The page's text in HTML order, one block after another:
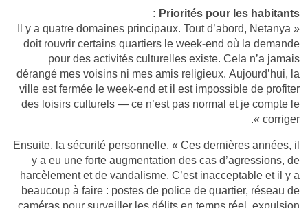
Priorités pour les habitants :
« Il y a quatre domaines principaux. Tout d’abord, Netanya
doit rouvrir certains quartiers le week-end où la demande
pour des activités culturelles existe. Cela n’a jamais
dérangé mes voisins ni mes amis religieux. Aujourd’hui, la
ville est fermée le week-end et il est impossible de profiter
des loisirs culturels — ce n’est pas normal et je compte le
corriger ».
Ensuite, la sécurité personnelle. « Ces dernières années, il
y a eu une forte augmentation des cas d’agressions, de
harcèlement et de vandalisme. C’est inacceptable et il y a
beaucoup à faire : postes de police de quartier, réseau de